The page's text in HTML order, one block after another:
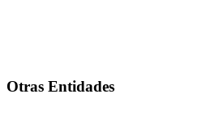
Otras Entidades